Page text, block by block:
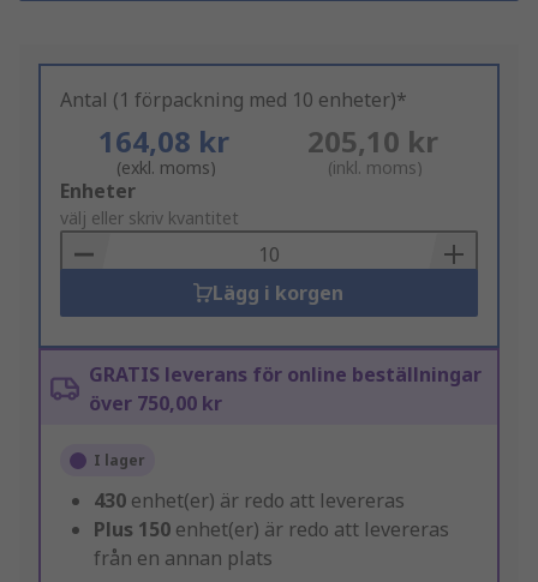
Antal (1 förpackning med 10 enheter)*
164,08 kr
(exkl. moms)
205,10 kr
(inkl. moms)
Add
to
Basket
Enheter
välj eller skriv kvantitet
Lägg i korgen
GRATIS leverans för online beställningar
över 750,00 kr
I lager
430 enhet(er) är redo att levereras
Plus 150 enhet(er) är redo att levereras
från en annan plats